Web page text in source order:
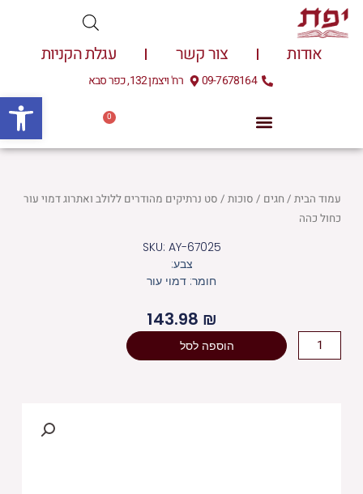
דילוג
לתוכן
אודות צור קשר עגלת הקניות
09-7678164 רח' ויצמן 132, כפר סבא
0
עגלת
עמוד הבית/ חגים / סוכות/ סט נרתיקים מהודרים ללולב ואתרוג דמוי עור
כחול כהה
SKU: AY-67025
צבע:
חומר: דמוי עור
143.98 ₪
כמות
של
הוספה לסל